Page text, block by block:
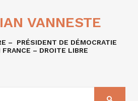
VANNESTE
– PRÉSIDENT DE DÉMOCRATIE
FRANCE – DROITE LIBRE